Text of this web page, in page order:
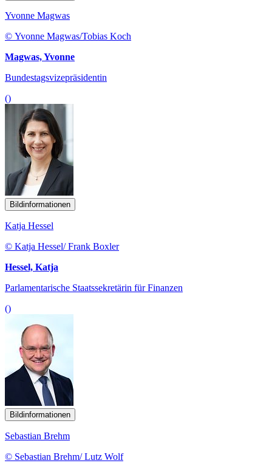
Yvonne Magwas
© Yvonne Magwas/Tobias Koch
Magwas, Yvonne
Bundestagsvizepräsidentin
()
Bildinformationen
Katja Hessel
© Katja Hessel/ Frank Boxler
Hessel, Katja
Parlamentarische Staatssekretärin für Finanzen
()
Bildinformationen
Sebastian Brehm
© Sebastian Brehm/ Lutz Wolf